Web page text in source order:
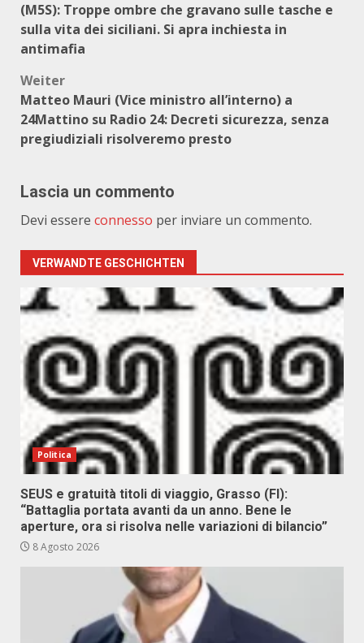
(M5S): Troppe ombre che gravano sulle tasche e
sulla vita dei siciliani. Si apra inchiesta in
antimafia
Weiter
Matteo Mauri (Vice ministro all’interno) a
24Mattino su Radio 24: Decreti sicurezza, senza
pregiudiziali risolveremo presto
Lascia un commento
Devi essere connesso per inviare un commento.
VERWANDTE GESCHICHTEN
Politica
SEUS e gratuità titoli di viaggio, Grasso (FI):
“Battaglia portata avanti da un anno. Bene le
aperture, ora si risolva nelle variazioni di bilancio”
8 Agosto 2026